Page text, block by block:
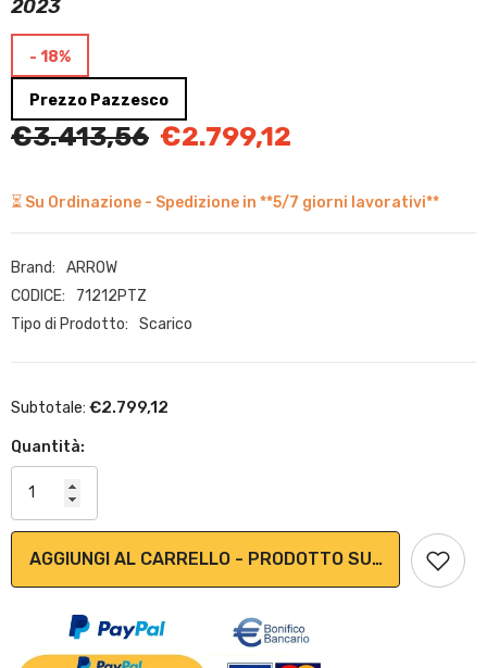
2023
- 18%
Prezzo Pazzesco
€3.413,56 €2.799,12
⏳ Su Ordinazione - Spedizione in **5/7 giorni lavorativi**
Brand:
ARROW
CODICE:
71212PTZ
Tipo di Prodotto:
Scarico
Subtotale: €2.799,12
Quantità:
AGGIUNGI AL CARRELLO - PRODOTTO SU